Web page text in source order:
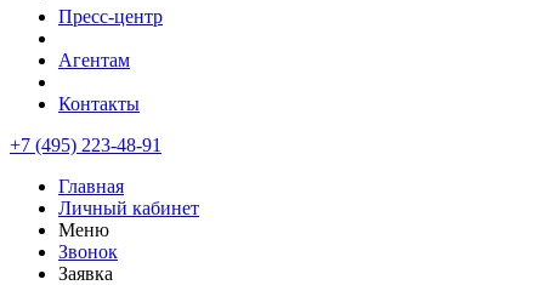
Пресс-центр
Агентам
Контакты
+7 (495) 223-48-91
Главная
Личный кабинет
Меню
Звонок
Заявка